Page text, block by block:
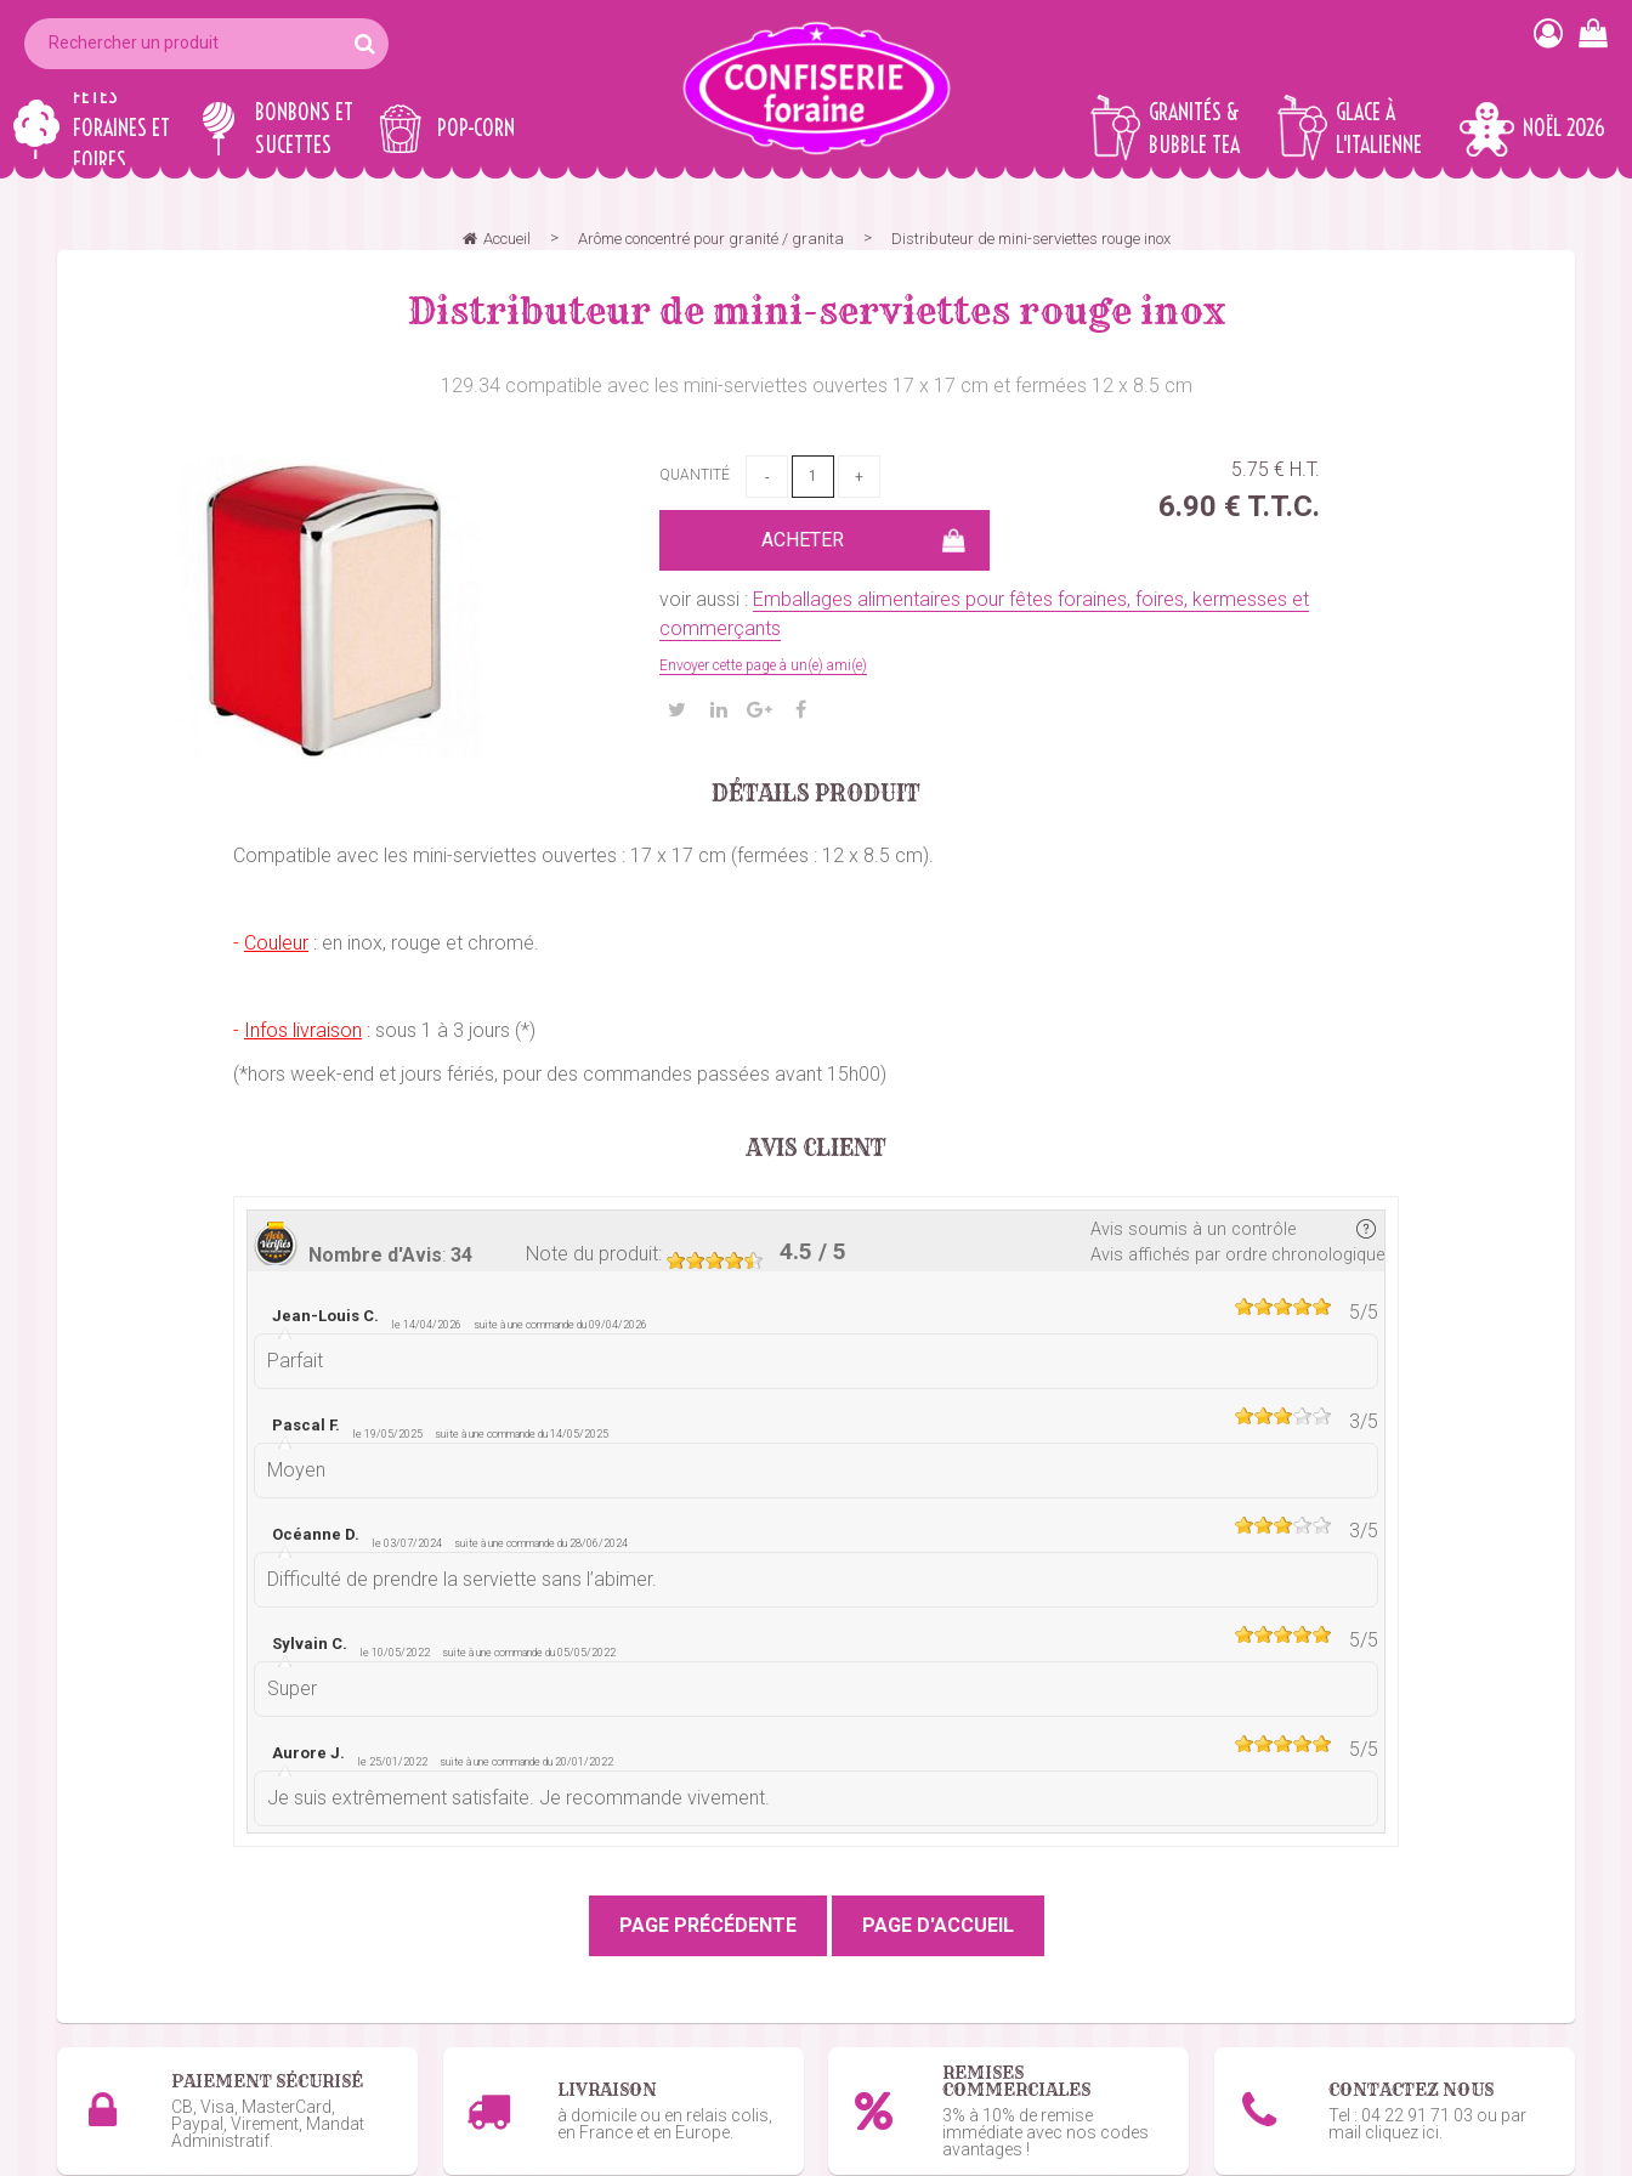
FÊTES
FORAINES ET
FOIRES
BONBONS ET
SUCETTES
POP-CORN
GRANITÉS &
BUBBLE TEA
GLACE À
L'ITALIENNE
NOËL 2026
Accueil Arôme concentré pour granité / granita Distributeur de mini-serviettes rouge inox
Distributeur de mini-serviettes rouge inox
129.34 compatible avec les mini-serviettes ouvertes 17 x 17 cm et fermées 12 x 8.5 cm
5 .75 € H.T.
6.90 € T.T.C.
QUANTITÉ
voir aussi : Emballages alimentaires pour fêtes foraines, foires, kermesses et
commerçants
Envoyer cette page à un(e) ami(e)
DÉTAILS PRODUIT
Compatible avec les mini-serviettes ouvertes : 17 x 17 cm (fermées : 12 x 8.5 cm).
- Couleur : en inox, rouge et chromé.
- Infos livraison : sous 1 à 3 jours (*)
(*hors week-end et jours fériés, pour des commandes passées avant 15h00)
AVIS CLIENT
Avis soumis à un contrôle
Avis affichés par ordre chronologique
Nombre d'Avis: 34 Note du produit: 4.5 / 5
Jean-Louis C. le 14/04/2026 suite à une commande du 09/04/2026
5/5
Parfait
Pascal F. le 19/05/2025 suite à une commande du 14/05/2025
3/5
Moyen
Océanne D. le 03/07/2024 suite à une commande du 28/06/2024
3/5
Difficulté de prendre la serviette sans l’abimer.
Sylvain C. le 10/05/2022 suite à une commande du 05/05/2022
5/5
Super
Aurore J. le 25/01/2022 suite à une commande du 20/01/2022
5/5
Je suis extrêmement satisfaite. Je recommande vivement.
Martine S. suite à une commande du 03/12/2020
Tres bien
PAIEMENT SÉCURISÉ
CB, Visa, MasterCard,
Paypal, Virement, Mandat
Administratif.
LIVRAISON
à domicile ou en relais colis,
en France et en Europe.
REMISES
COMMERCIALES
3% à 10% de remise
immédiate avec nos codes
avantages !
CONTACTEZ NOUS
Tel : 04 22 91 71 03 ou par
mail cliquez ici.